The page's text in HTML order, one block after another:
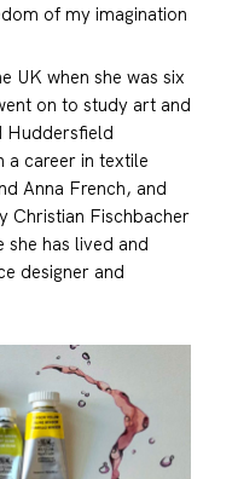
of my imagination
UK when she was six
on to study art and
Huddersfield
a career in textile
Anna French, and
Christian Fischbacher
she has lived and
designer and